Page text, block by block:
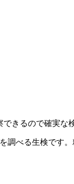
きるので確実な
べる生検です